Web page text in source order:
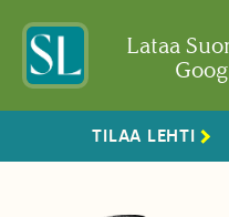
Lataa
TILAA LEHTI